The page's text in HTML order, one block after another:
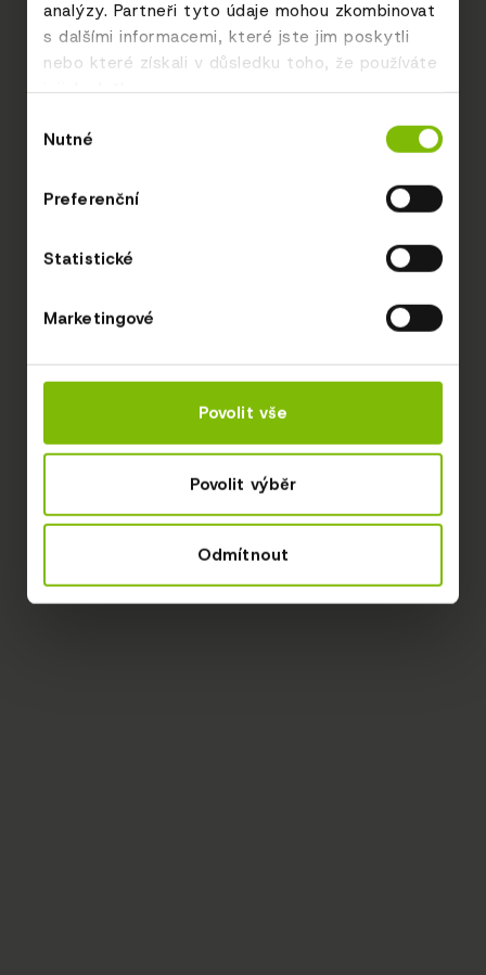
analýzy. Partneři tyto údaje mohou zkombinovat
s dalšími informacemi, které jste jim poskytli
nebo které získali v důsledku toho, že používáte
jejich služby.
souhlasu
Nutné
Preferenční
Statistické
Marketingové
Povolit vše
Povolit výběr
Odmítnout